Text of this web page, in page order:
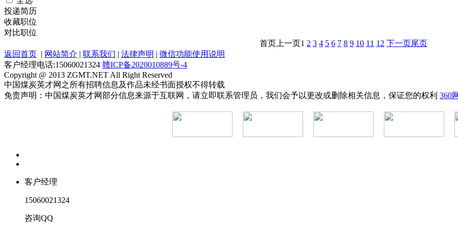
投递简历
收藏职位
对比职位
首页 上一页1 2 3 4 5 6 7 8 9 10 11 12 下一页尾页
返回首页 | 网站简介 | 联系我们 | 法律声明 | 微信功能使用说明
客户经理电话:15060021324 赣ICP备2020010889号-4
Copyright @ 2013 ZGMT.NET All Right Reserved
中国煤炭英才网之所有招聘信息及作品未经书面授权不得转载
免责声明：中国煤炭英才网部分信息来源于互联网，请立即联系管理员，我们会予以更改或删除相关信息，保证您的权利 360
客户经理
15060021324
咨询QQ